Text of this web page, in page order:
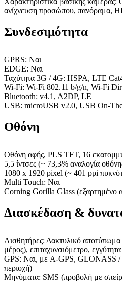
ανίχνευση προσώπου, πανόραμα,
Συνδεσιμότητα
GPRS: Ναι
EDGE: Ναι
Ταχύτητα 3G / 4G: HSPA, LTE
Wi-Fi: Wi-Fi 802.11 b/g/n, Wi-Fi
Bluetooth: v4.1, A2DP, LE
USB: microUSB v2.0, USB On-
Οθόνη
Οθόνη αφής, PLS TFT, 16
5,5 ίντσες (~ 73,3% αναλογία
1080 x 1920 pixel (~ 401 ppi
Multi Touch: Ναι
Corning Gorilla Glass (εξαρτημένο
Διασκέδαση &
Αισθητήρες: Δακτυλικό
μέρος), επιταχυνσιόμετρο, εγγύτητα
GPS: Ναι, με A-GPS, GLONASS /
περιοχή)
Μηνύματα: SMS (προβολή με